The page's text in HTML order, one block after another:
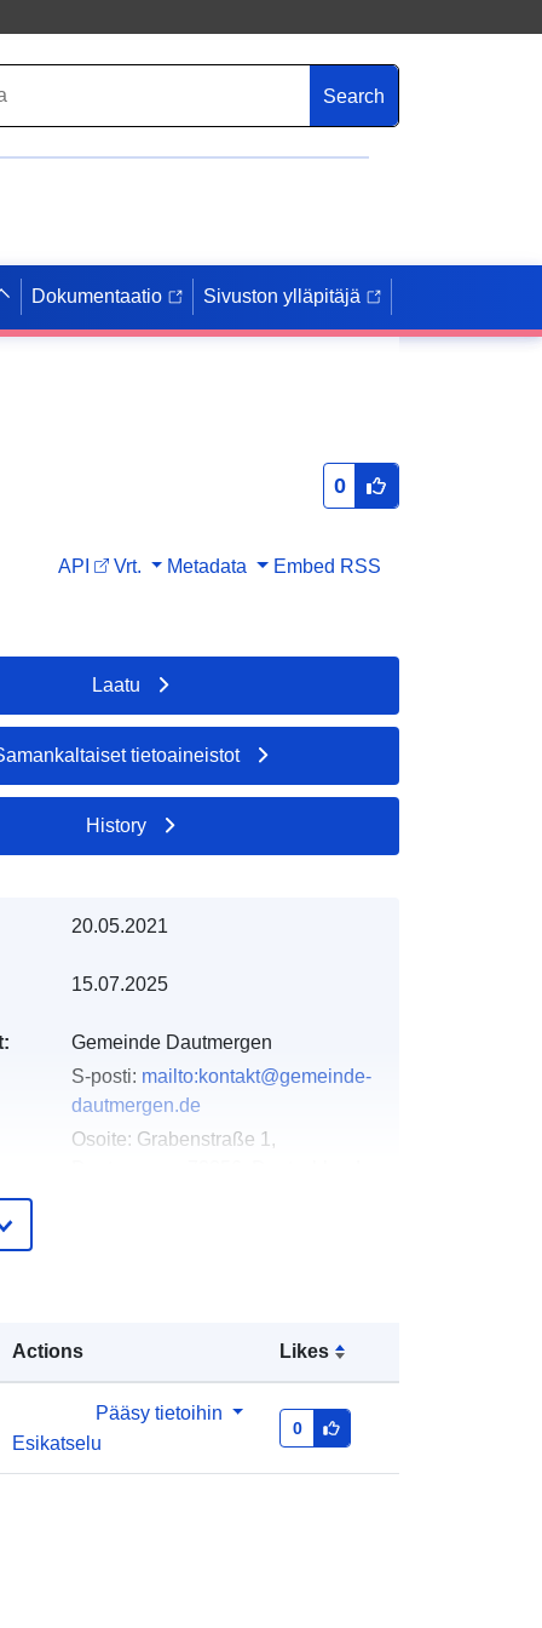
Search
Dokumentaatio Sivuston ylläpitäjä
0
API Vrt. Metadata Embed RSS
Actions Likes
Pääsy tietoihin
Esikatselu
0
Laatu
tietoaineistot
History
20.05.2021
15.07.2025
Gemeinde Dautmergen
S-posti: mailto:kontakt@gemeinde-
dautmergen.de
Osoite: Grabenstraße 1,
Päivitetty data.europa.eu: 04 August
2026
Koordinaatit:
48.2456713 ], [ 8.7432602,